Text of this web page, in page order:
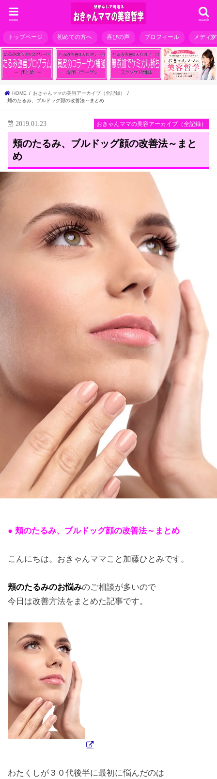
search
menu
トップページ 初めての方へ 喜びの声 プロフィール メディ
HOME
おきゃんママの美容アーカイブ（全記録）
頬のたるみ、ブルドッグ顔の改善法～まとめ
おきゃんママの美容アーカイブ（全記録）
2019.01.23
頬のたるみ、ブルドッグ顔の改善法～まと
め
● 頬のたるみ、ブルドッグ顔の改善法～まとめ
こんにちは。おきゃんママこと加藤ひとみです。
頬のたるみのお悩みのご相談が多いので
今日は改善方法をまとめた記事です。
わたくしが３０代後半に最初に悩んだのは